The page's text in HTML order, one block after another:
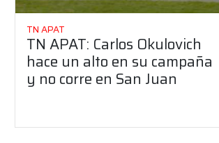
TN APAT
TN APAT: Carlos Okulovich
hace un alto en su campaña
y no corre en San Juan